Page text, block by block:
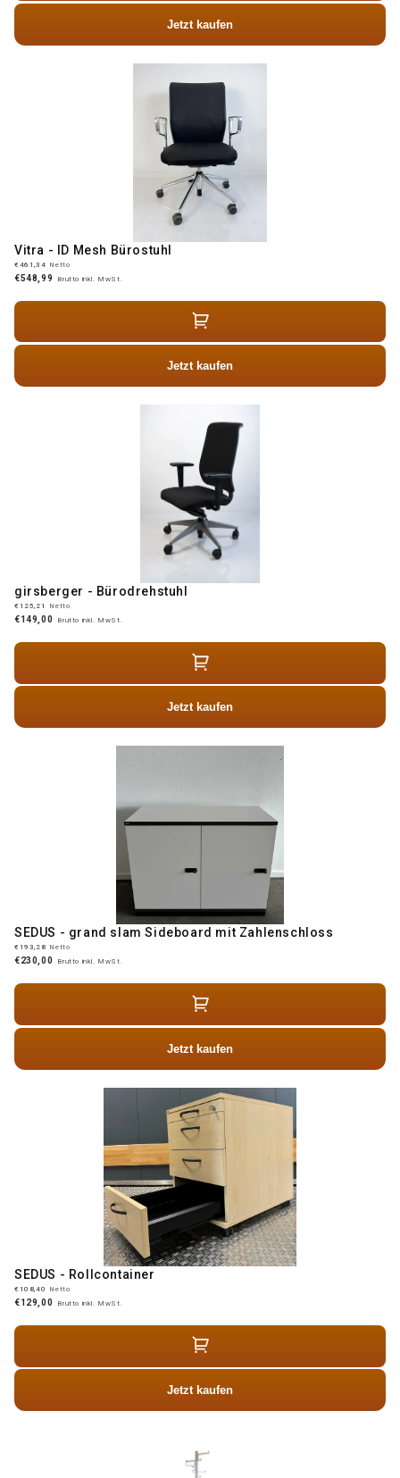
Jetzt kaufen
Vitra - ID Mesh Bürostuhl
€461,34 Netto
€548,99 Brutto inkl. MwSt.
Jetzt kaufen
girsberger - Bürodrehstuhl
€125,21 Netto
€149,00 Brutto inkl. MwSt.
Jetzt kaufen
SEDUS - grand slam Sideboard mit Zahlenschloss
€193,28 Netto
€230,00 Brutto inkl. MwSt.
Jetzt kaufen
SEDUS - Rollcontainer
€108,40 Netto
€129,00 Brutto inkl. MwSt.
Jetzt kaufen